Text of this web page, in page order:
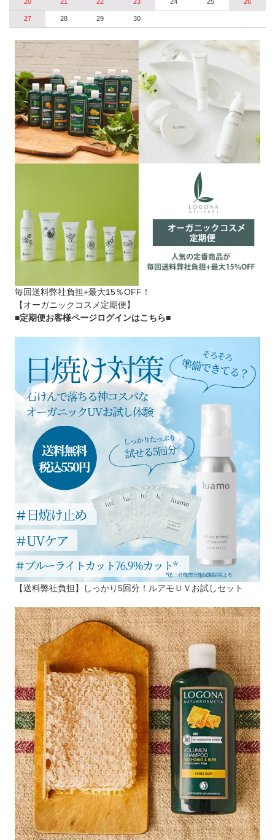
27 28 29 30
毎回送料弊社負担+最大15％OFF！
【オーガニックコスメ定期便】
■定期便お客様ページログインはこちら■
【送料弊社負担】しっかり5回分！ルアモＵＶお試しセット